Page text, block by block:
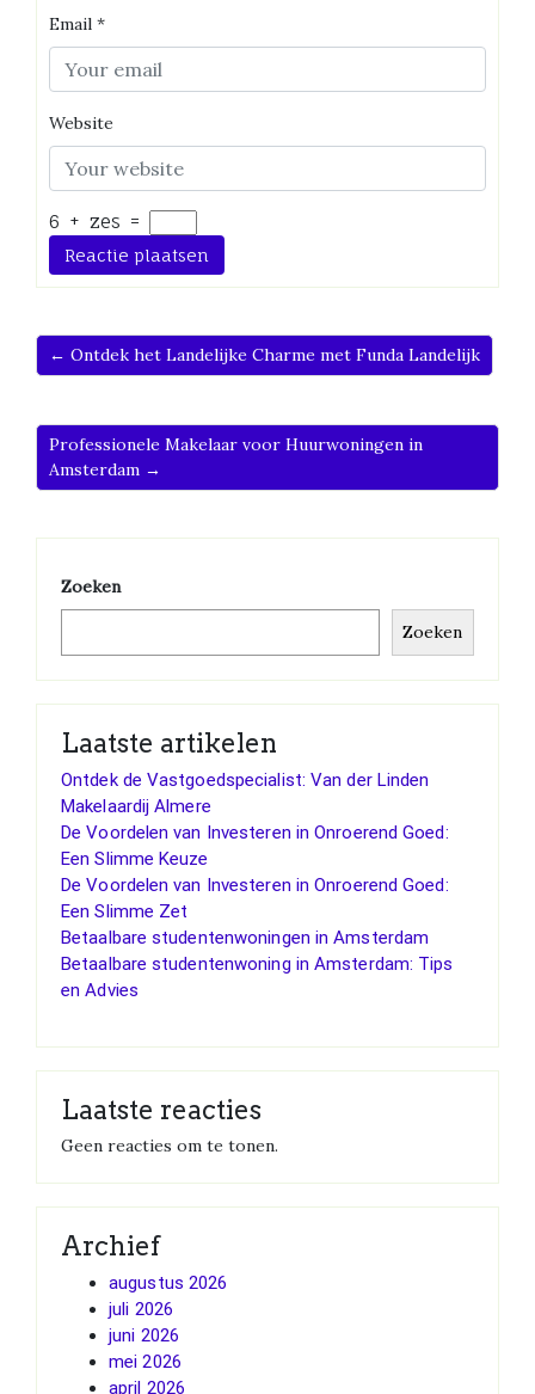
Email *
Website
6 + zes =
← Ontdek het Landelijke Charme met Funda Landelijk
Professionele Makelaar voor Huurwoningen in
Amsterdam →
Zoeken
Zoeken
Laatste artikelen
Ontdek de Vastgoedspecialist: Van der Linden
Makelaardij Almere
De Voordelen van Investeren in Onroerend Goed:
Een Slimme Keuze
De Voordelen van Investeren in Onroerend Goed:
Een Slimme Zet
Betaalbare studentenwoningen in Amsterdam
Betaalbare studentenwoning in Amsterdam: Tips
en Advies
Laatste reacties
Geen reacties om te tonen.
Archief
augustus 2026
juli 2026
juni 2026
mei 2026
april 2026